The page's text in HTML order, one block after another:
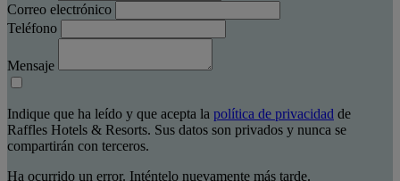
Correo electrónico
Teléfono
Mensaje
Indique que ha leído y que acepta la política de privacidad de
Raffles Hotels & Resorts. Sus datos son privados y nunca se
compartirán con terceros.
Ha ocurrido un error. Inténtelo nuevamente más tarde.